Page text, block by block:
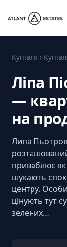
Купівля
Ліпа
—
на
Липа
приваблює як
шукають
центру.
цінують тут
зелених…